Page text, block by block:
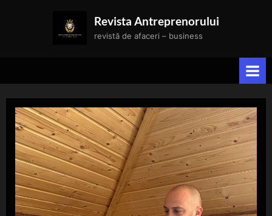
Revista Antreprenorului
revistă de afaceri – business